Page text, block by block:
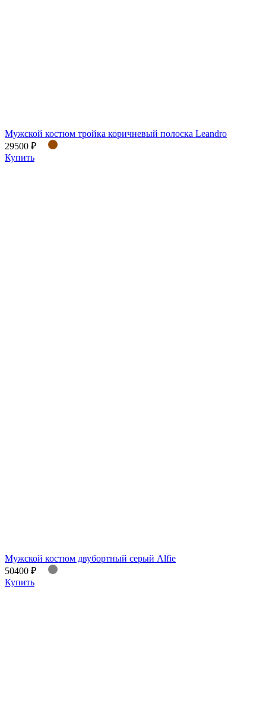
Мужской костюм тройка коричневый полоска Leandro
29500 ₽
Купить
Мужской костюм двубортный серый Alfie
50400 ₽
Купить